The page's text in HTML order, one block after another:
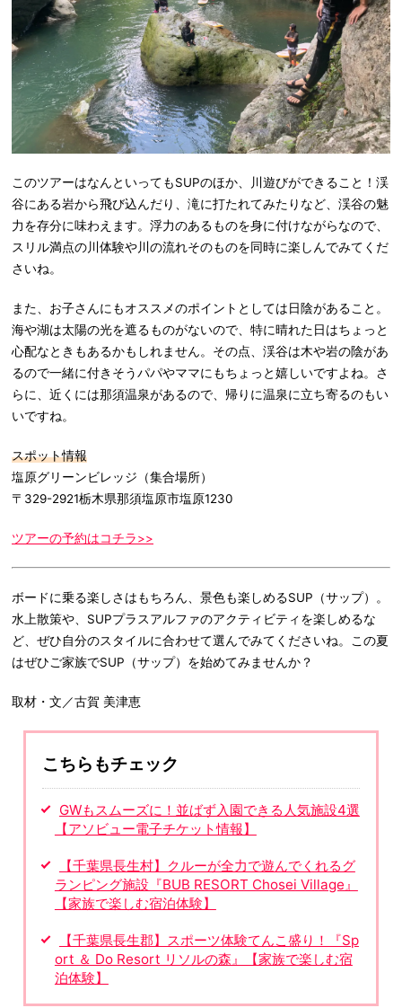
このツアーはなんといってもSUPのほか、川遊びができること！渓
谷にある岩から飛び込んだり、滝に打たれてみたりなど、渓谷の魅
力を存分に味わえます。浮力のあるものを身に付けながらなので、
スリル満点の川体験や川の流れそのものを同時に楽しんでみてくだ
さいね。
また、お子さんにもオススメのポイントとしては日陰があること。
海や湖は太陽の光を遮るものがないので、特に晴れた日はちょっと
心配なときもあるかもしれません。その点、渓谷は木や岩の陰があ
るので一緒に付きそうパパやママにもちょっと嬉しいですよね。さ
らに、近くには那須温泉があるので、帰りに温泉に立ち寄るのもい
いですね。
スポット情報
塩原グリーンビレッジ（集合場所）
〒329-2921栃木県那須塩原市塩原1230
ツアーの予約はコチラ>>
ボードに乗る楽しさはもちろん、景色も楽しめるSUP（サップ）。
水上散策や、SUPプラスアルファのアクティビティを楽しめるな
ど、ぜひ自分のスタイルに合わせて選んでみてくださいね。この夏
はぜひご家族でSUP（サップ）を始めてみませんか？
取材・文／古賀 美津恵
こちらもチェック
GWもスムーズに！並ばず入園できる人気施設4選
【アソビュー電子チケット情報】
【千葉県長生村】クルーが全力で遊んでくれるグ
ランピング施設『BUB RESORT Chosei Village』
【家族で楽しむ宿泊体験】
【千葉県長生郡】スポーツ体験てんこ盛り！『Sp
ort ＆ Do Resort リソルの森』【家族で楽しむ宿
泊体験】